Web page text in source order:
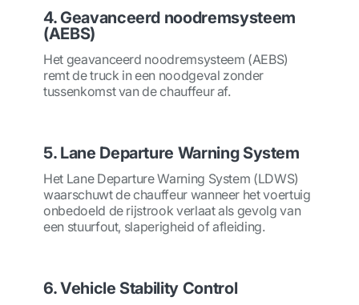
4. Geavanceerd noodremsysteem
(AEBS)
Het geavanceerd noodremsysteem (AEBS)
remt de truck in een noodgeval zonder
tussenkomst van de chauffeur af.
5. Lane Departure Warning System
Het Lane Departure Warning System (LDWS)
waarschuwt de chauffeur wanneer het voertuig
onbedoeld de rijstrook verlaat als gevolg van
een stuurfout, slaperigheid of afleiding.
6. Vehicle Stability Control